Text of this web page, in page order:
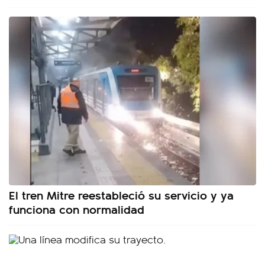
El tren Mitre reestableció su servicio y ya
funciona con normalidad